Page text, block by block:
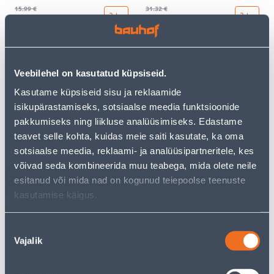
Veebilehel on kasutatud küpsiseid.
Kasutame küpsiseid sisu ja reklaamide
isikupärastamiseks, sotsiaalse meedia funktsioonide
pakkumiseks ning liikluse analüüsimiseks. Edastame
teavet selle kohta, kuidas meie saiti kasutate, ka oma
sotsiaalse meedia, reklaami- ja analüüsipartneritele, kes
võivad seda kombineerida muu teabega, mida olete neile
esitanud või mida nad on kogunud teiepoolse teenuste
kasutamise käigus.
valik
Vajalik
15.99 €
9
31.32 €
18
LÜLITI 1-NE ABB VEKSEL
BEEŽ BASIC55
5
LÜLITI 1-NE ABB RIST BEEŽ
BASIC55
14 .15 €